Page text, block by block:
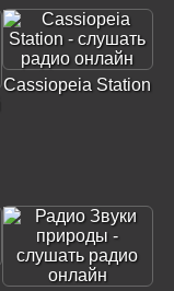
Cassiopeia Station